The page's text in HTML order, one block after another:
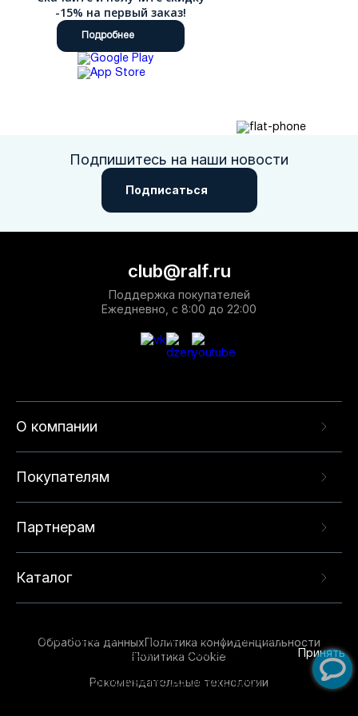
-15% на первый заказ!
Подробнее
Подпишитесь на наши новости
Подписаться
О компании
Покупателям
Партнерам
Каталог
club@ralf.ru
Поддержка покупателей
Ежедневно, с 8:00 до 22:00
Обработка данныхПолитика конфиденциальности
Политика Cookie
Рекомендательные технологии
опыта на нашем сайте. Продолжая использовать
данный сайт, вы соглашаетесь с использованием
технологий. Для получения дополнительной
Принять